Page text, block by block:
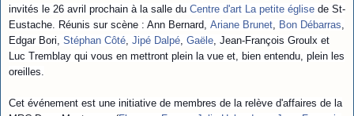
invités le 26 avril prochain à la salle du Centre d'art La petite église de St-
Eustache. Réunis sur scène : Ann Bernard, Ariane Brunet Bon Débarras
Edgar Bori, Stéphan Côté Jipé Dalpé Gaële , Jean-François Groulx et
Luc Tremblay qui vous en mettront plein la vue et, bien entendu, plein les
oreilles.
Cet événement est une initiative de membres de la relève d'affaires de la